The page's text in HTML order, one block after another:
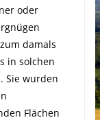
oder
damals
in solchen
Sie wurden
Flächen